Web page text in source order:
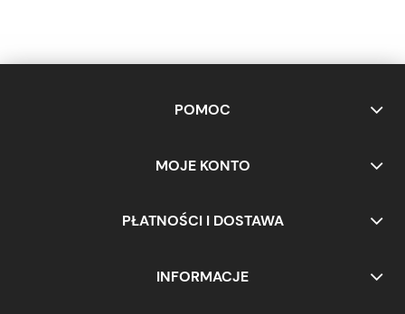
POMOC
MOJE KONTO
PŁATNOŚCI I DOSTAWA
INFORMACJE